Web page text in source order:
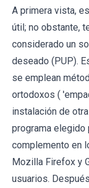
A primera vista,
útil; no obstante,
considerado un
deseado (PUP).
se emplean
ortodoxos (
instalación de
programa elegido
complemento en
Mozilla Firefox y
usuarios.